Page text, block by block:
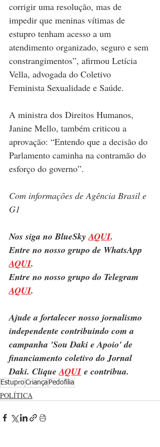
corrigir uma resolução, mas de
impedir que meninas vítimas de
estupro tenham acesso a um
atendimento organizado, seguro e sem
constrangimentos”, afirmou Letícia
Vella, advogada do Coletivo
Feminista Sexualidade e Saúde.
A ministra dos Direitos Humanos,
Janine Mello, também criticou a
aprovação: “Entendo que a decisão do
Parlamento caminha na contramão do
esforço do governo”.
Com informações de Agência Brasil e
G1
Nos siga no BlueSky AQUI.
Entre no nosso grupo de WhatsApp
AQUI.
Entre no nosso grupo do Telegram
AQUI.
Ajude a fortalecer nosso jornalismo
independente contribuindo com a
campanha 'Sou Daki e Apoio' de
financiamento coletivo do Jornal
Daki. Clique AQUI e contribua.
EstuproCriança Pedofilia
POLÍTICA